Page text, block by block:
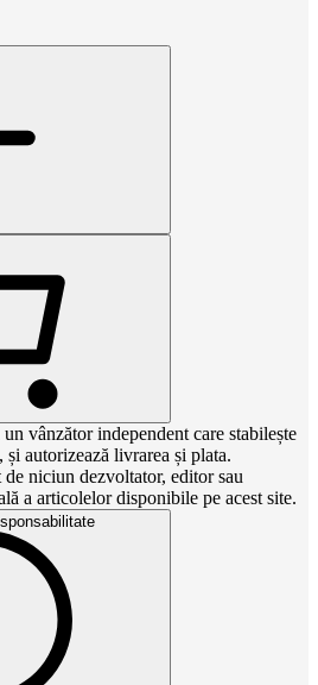
vânzător independent care stabilește
autorizează livrarea și plata.
niciun dezvoltator, editor sau
a articolelor disponibile pe acest site.